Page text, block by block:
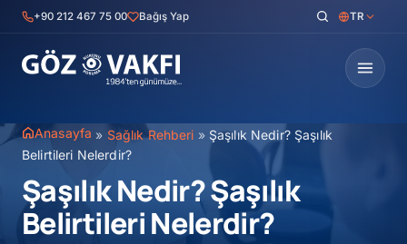
İçeriğe+90 212 467 75 00 Bağış Yap TR
Anasayfa » Sağlık Rehberi » Şaşılık Nedir? Şaşılık
Belirtileri Nelerdir?
Şaşılık Nedir? Şaşılık
Belirtileri Nelerdir?